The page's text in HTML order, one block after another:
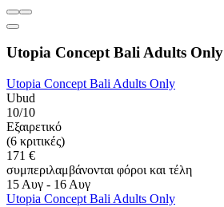
Utopia Concept Bali Adults Only
Utopia Concept Bali Adults Only
Ubud
10/10
Εξαιρετικό
(6 κριτικές)
171 €
συμπεριλαμβάνονται φόροι και τέλη
15 Αυγ - 16 Αυγ
Utopia Concept Bali Adults Only